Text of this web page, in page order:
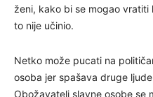
ženi, kako bi se mogao
to nije učinio.
Netko može pucati na
osoba jer spašava druge
Obožavatelj slavne osobe se